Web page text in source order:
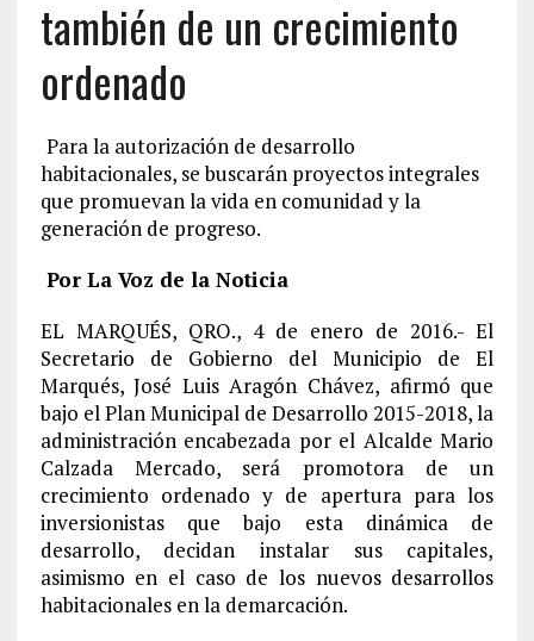
también de un crecimiento
ordenado
Para la autorización de desarrollo
habitacionales, se buscarán proyectos integrales
que promuevan la vida en comunidad y la
generación de progreso.
Por La Voz de la Noticia
EL MARQUÉS, QRO., 4 de enero de 2016.- El
Secretario de Gobierno del Municipio de El
Marqués, José Luis Aragón Chávez, afirmó que
bajo el Plan Municipal de Desarrollo 2015-2018, la
administración encabezada por el Alcalde Mario
Calzada Mercado, será promotora de un
crecimiento ordenado y de apertura para los
inversionistas que bajo esta dinámica de
desarrollo, decidan instalar sus capitales,
asimismo en el caso de los nuevos desarrollos
habitacionales en la demarcación.